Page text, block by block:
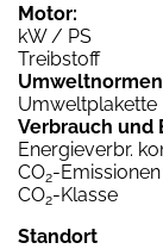
Motor:
kW / PS
Treibstoff
Umweltplakette
Verbrauch und
Energieverbr.
CO2-
CO2-Klasse
Standort